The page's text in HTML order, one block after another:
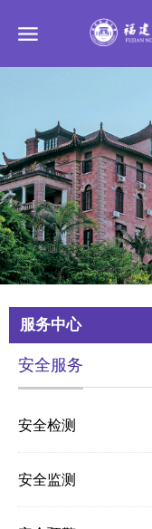
服务中心
安全服务
安全检测
安全监测